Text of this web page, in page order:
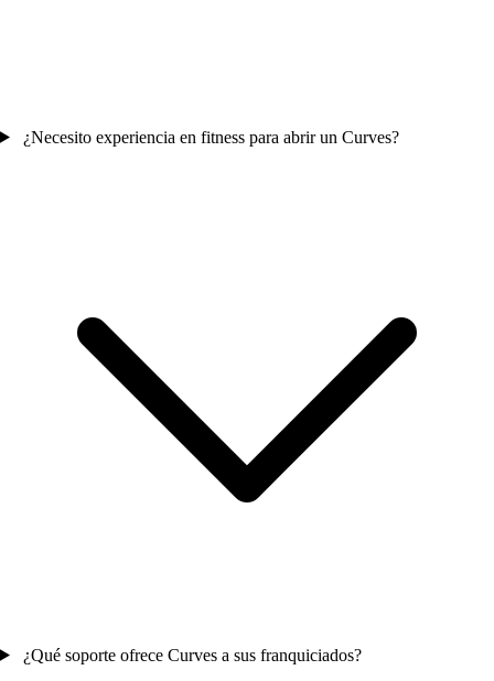
¿Necesito experiencia en fitness para abrir un Curves?
¿Qué soporte ofrece Curves a sus franquiciados?